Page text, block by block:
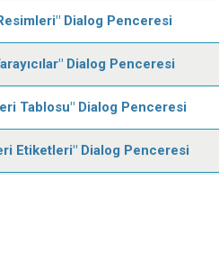
Dialog Penceresi
Dialog Penceresi
Tablosu" Dialog Penceresi
Etiketleri" Dialog Penceresi